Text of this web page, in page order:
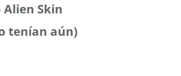
Skin
tenían aún)